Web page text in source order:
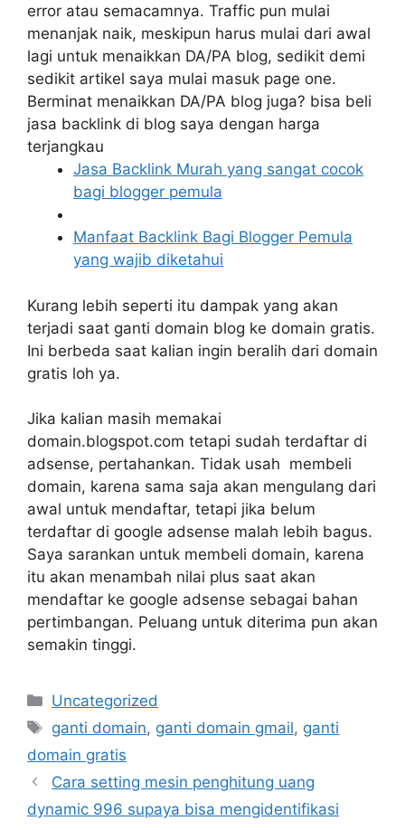
error atau semacamnya. Traffic pun mulai
menanjak naik, meskipun harus mulai dari awal
lagi untuk menaikkan DA/PA blog, sedikit demi
sedikit artikel saya mulai masuk page one.
Berminat menaikkan DA/PA blog juga? bisa beli
jasa backlink di blog saya dengan harga
terjangkau
Jasa Backlink Murah yang sangat cocok
bagi blogger pemula
Manfaat Backlink Bagi Blogger Pemula
yang wajib diketahui
Kurang lebih seperti itu dampak yang akan
terjadi saat ganti domain blog ke domain gratis.
Ini berbeda saat kalian ingin beralih dari domain
gratis loh ya.
Jika kalian masih memakai
domain.blogspot.com tetapi sudah terdaftar di
adsense, pertahankan. Tidak usah membeli
domain, karena sama saja akan mengulang dari
awal untuk mendaftar, tetapi jika belum
terdaftar di google adsense malah lebih bagus.
Saya sarankan untuk membeli domain, karena
itu akan menambah nilai plus saat akan
mendaftar ke google adsense sebagai bahan
pertimbangan. Peluang untuk diterima pun akan
semakin tinggi.
Categories
Uncategorized
Tags
ganti domain, ganti domain gmail, ganti
domain gratis
Cara setting mesin penghitung uang
dynamic 996 supaya bisa mengidentifikasi